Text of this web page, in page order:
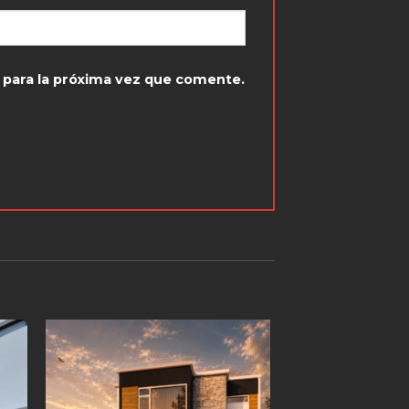
la próxima vez que comente.